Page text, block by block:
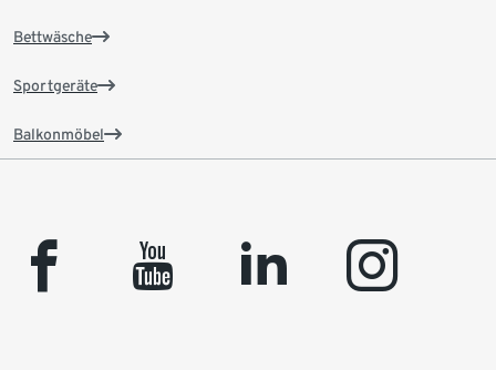
Bettwäsche
Sportgeräte
Balkonmöbel
facebook youtube linkedin instagram